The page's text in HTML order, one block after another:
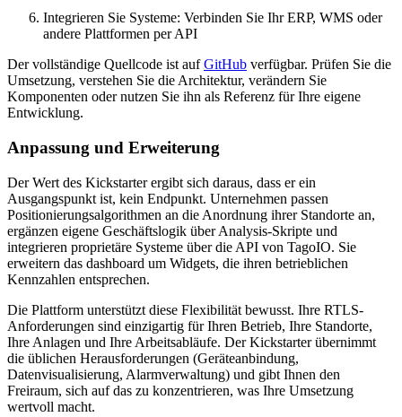
Integrieren Sie Systeme: Verbinden Sie Ihr ERP, WMS oder
andere Plattformen per API
Der vollständige Quellcode ist aufGitHub verfügbar. Prüfen Sie die
Umsetzung, verstehen Sie die Architektur, verändern Sie
Komponenten oder nutzen Sie ihn als Referenz für Ihre eigene
Entwicklung.
Anpassung und Erweiterung
Der Wert des Kickstarter ergibt sich daraus, dass er ein
Ausgangspunkt ist, kein Endpunkt. Unternehmen passen
Positionierungsalgorithmen an die Anordnung ihrer Standorte an,
ergänzen eigene Geschäftslogik überAnalysis-Skripte und
integrieren proprietäre Systeme über die API von TagoIO. Sie
erweitern das dashboard um Widgets, die ihren betrieblichen
Kennzahlen entsprechen.
Die Plattform unterstützt diese Flexibilität bewusst. Ihre RTLS-
Anforderungen sind einzigartig für Ihren Betrieb, Ihre Standorte,
Ihre Anlagen und Ihre Arbeitsabläufe. Der Kickstarter übernimmt
die üblichen Herausforderungen (Geräteanbindung,
Datenvisualisierung, Alarmverwaltung) und gibt Ihnen den
Freiraum, sich auf das zu konzentrieren, was Ihre Umsetzung
wertvoll macht.